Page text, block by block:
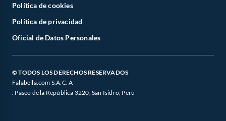
Política de cookies
Política de privacidad
Oficial de Datos Personales
© TODOS LOS DERECHOS RESERVADOS
Falabella.com S.A.C. A
. Paseo de la República 3220, San Isidro, Perú